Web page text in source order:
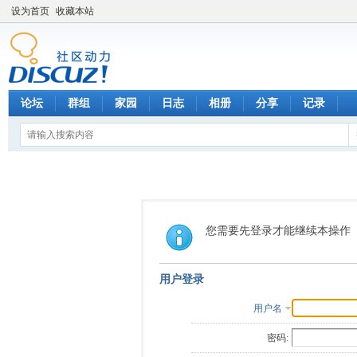
设为首页 收藏本站
论坛 群组 家园 日志 相册 分享 记录
您需要先登录才能继续本操作
用户登录
用户名
密码: